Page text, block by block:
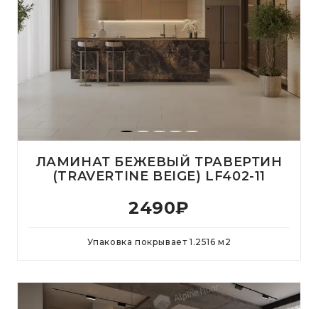
ЛАМИНАТ БЕЖЕВЫЙ ТРАВЕРТИН
(TRAVERTINE BEIGE) LF402-11
2490₽
Упаковка покрывает 1.2516 м 2